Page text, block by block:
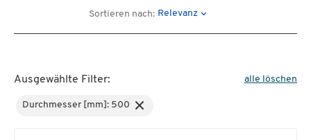
Sortieren nach: Relevanz
Ausgewählte Filter: alle löschen
Durchmesser [mm]: 500